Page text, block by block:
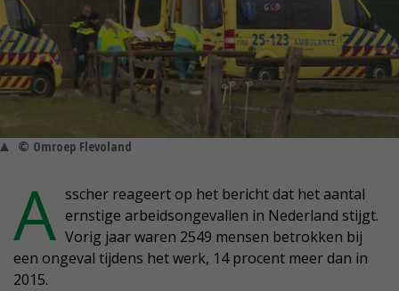
© Omroep Flevoland
A sscher reageert op het bericht dat het aantal
ernstige arbeidsongevallen in Nederland stijgt.
Vorig jaar waren 2549 mensen betrokken bij
een ongeval tijdens het werk, 14 procent meer dan in
2015.